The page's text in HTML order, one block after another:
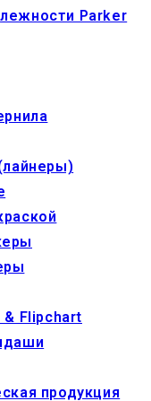
Parker
Flipchart
продукция